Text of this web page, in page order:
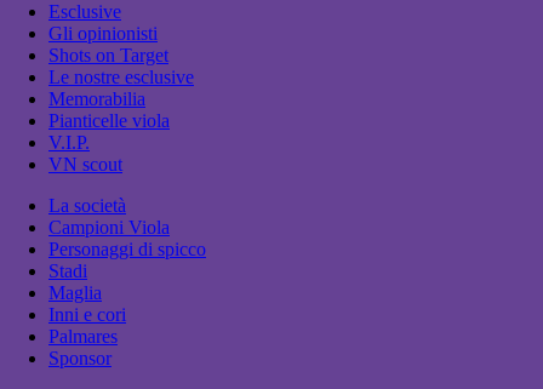
Esclusive
Gli opinionisti
Shots on Target
Le nostre esclusive
Memorabilia
Pianticelle viola
V.I.P.
VN scout
La società
Campioni Viola
Personaggi di spicco
Stadi
Maglia
Inni e cori
Palmares
Sponsor